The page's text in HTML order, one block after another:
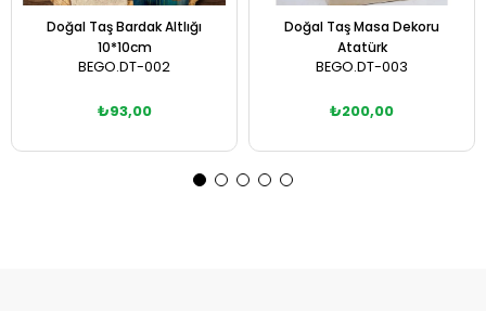
Doğal Taş Bardak Altlığı
10*10cm
BEGO.DT-002
₺93,00
Doğal Taş Masa Dekoru
Atatürk
BEGO.DT-003
₺200,00